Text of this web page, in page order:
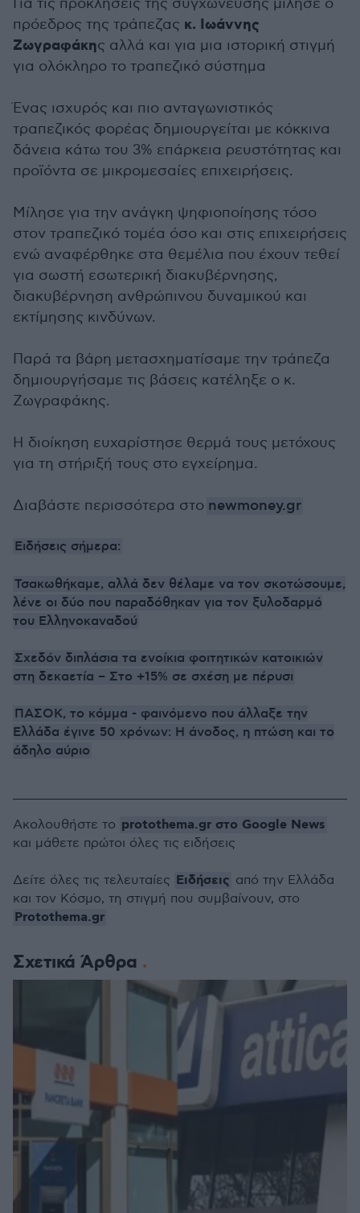
Για τις προκλήσεις της συγχώνευσης μίλησε ο
πρόεδρος της τράπεζας κ. Ιωάννης
Ζωγραφάκης αλλά και για μια ιστορική στιγμή
για ολόκληρο το τραπεζικό σύστημα
Ένας ισχυρός και πιο ανταγωνιστικός
τραπεζικός φορέας δημιουργείται με κόκκινα
δάνεια κάτω του 3% επάρκεια ρευστότητας και
προϊόντα σε μικρομεσαίες επιχειρήσεις.
Μίλησε για την ανάγκη ψηφιοποίησης τόσο
στον τραπεζικό τομέα όσο και στις επιχειρήσεις
ενώ αναφέρθηκε στα θεμέλια που έχουν τεθεί
για σωστή εσωτερική διακυβέρνησης,
διακυβέρνηση ανθρώπινου δυναμικού και
εκτίμησης κινδύνων.
Παρά τα βάρη μετασχηματίσαμε την τράπεζα
δημιουργήσαμε τις βάσεις κατέληξε ο κ.
Ζωγραφάκης.
Η διοίκηση ευχαρίστησε θερμά τους μετόχους
για τη στήριξή τους στο εγχείρημα.
Διαβάστε περισσότερα στο newmoney.gr
Ειδήσεις σήμερα:
Τσακωθήκαμε, αλλά δεν θέλαμε να τον σκοτώσουμε,
λένε οι δύο που παραδόθηκαν για τον ξυλοδαρμό
του Ελληνοκαναδού
Σχεδόν διπλάσια τα ενοίκια φοιτητικών κατοικιών
στη δεκαετία – Στο +15% σε σχέση με πέρυσι
ΠΑΣΟΚ, το κόμμα - φαινόμενο που άλλαξε την
Ελλάδα έγινε 50 χρόνων: H άνοδος, η πτώση και το
άδηλο αύριο
Σχετικά Άρθρα
Ακολουθήστε το protothema.gr στο Google News
και μάθετε πρώτοι όλες τις ειδήσεις
Δείτε όλες τις τελευταίες Ειδήσεις από την Ελλάδα
και τον Κόσμο, τη στιγμή που συμβαίνουν, στο
Protothema.gr